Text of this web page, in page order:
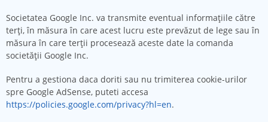
Societatea Google Inc. va transmite eventual informaţiile către
terţi, în măsura în care acest lucru este prevăzut de lege sau în
măsura în care terţii procesează aceste date la comanda
societăţii Google Inc.
Pentru a gestiona daca doriti sau nu trimiterea cookie-urilor
spre Google AdSense, puteti accesa
https://policies.google.com/privacy?hl=en.